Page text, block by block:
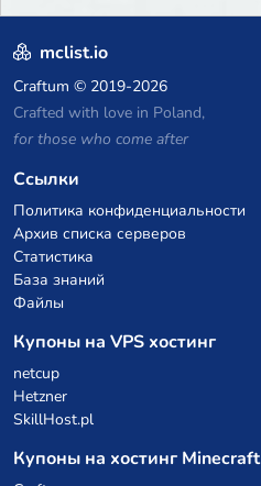
mclist.io
Craftum © 2019-2026
Crafted with love in Poland,
for those who come after
Ссылки
Политика конфиденциальности
Архив списка серверов
Статистика
База знаний
Файлы
Купоны на VPS хостинг
netcup
Hetzner
SkillHost.pl
Купоны на хостинг Minecraft